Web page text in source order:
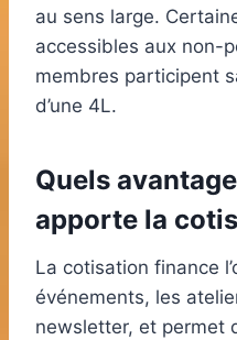
au sens large.
accessibles aux non-
membres participent
d’une 4L.
Quels
apporte la
La cotisation finance
événements, les
newsletter, et permet